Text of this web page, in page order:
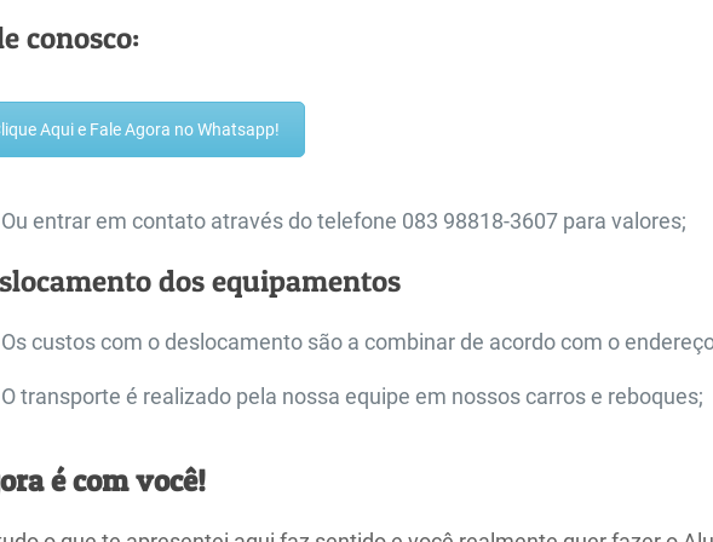
conosco:
Aqui e Fale Agora no Whatsapp!
Ou entrar em contato através do telefone 083 98818-3607 para valores;
dos equipamentos
Os custos com o deslocamento são a combinar de acordo com o
O transporte é realizado pela nossa equipe em nossos carros e reboques;
é com você!